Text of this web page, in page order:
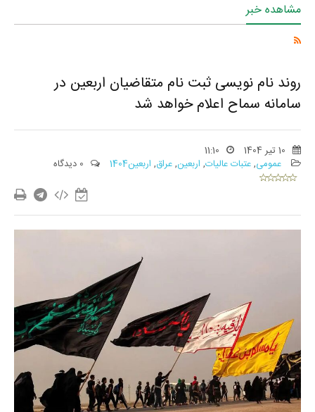
مشاهده خبر
روند نام نویسی ثبت نام متقاضیان اربعین در
سامانه سماح اعلام خواهد شد
10 تیر 1404
11:10
عمومی,عتبات عالیات, اربعین,عراق, اربعین1404 0 دیدگاه